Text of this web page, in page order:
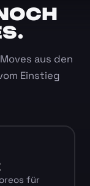
aus den
Einstieg
für